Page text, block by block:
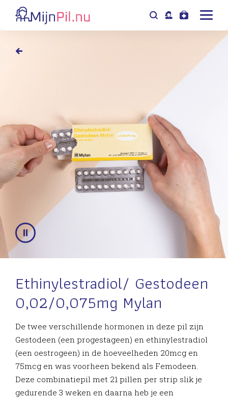
Ethinylestradiol/ Gestodeen
0,02/0,075mg Mylan
De twee verschillende hormonen in deze pil zijn
Gestodeen (een progestageen) en ethinylestradiol
(een oestrogeen) in de hoeveelheden 20mcg en
75mcg en was voorheen bekend als Femodeen.
Deze combinatiepil met 21 pillen per strip slik je
gedurende 3 weken en daarna heb je een